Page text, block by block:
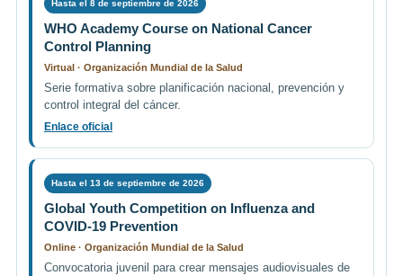
Hasta el 8 de septiembre de 2026
WHO Academy Course on National Cancer
Control Planning
Virtual · Organización Mundial de la Salud
Serie formativa sobre planificación nacional, prevención y
control integral del cáncer.
Enlace oficial
Hasta el 13 de septiembre de 2026
Global Youth Competition on Influenza and
COVID-19 Prevention
Online · Organización Mundial de la Salud
Convocatoria juvenil para crear mensajes audiovisuales de